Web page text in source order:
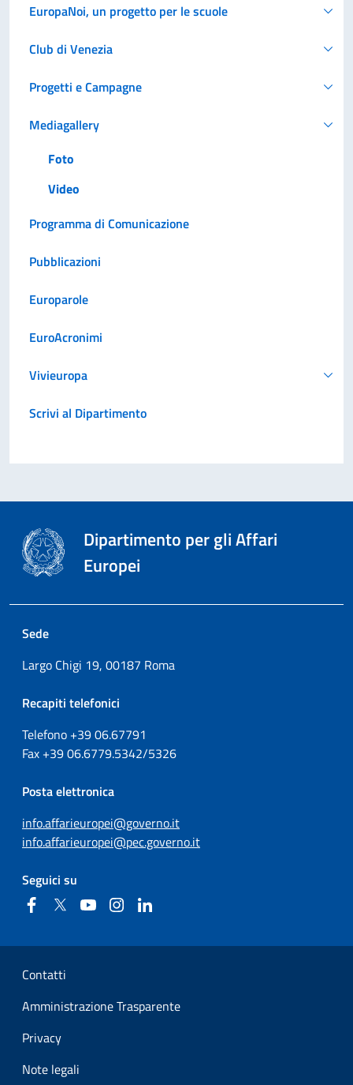
EuropaNoi, un progetto per le scuole
Club di Venezia
Progetti e Campagne
Mediagallery
Foto
Video
Programma di Comunicazione
Pubblicazioni
Europarole
EuroAcronimi
Vivieuropa
Scrivi al Dipartimento
Dipartimento per gli Affari
Europei
Sede
Largo Chigi 19, 00187 Roma
Recapiti telefonici
Telefono +3906.67791
Fax +3906.6779.5342/5326
Posta elettronica
info.affarieuropei@governo.it
info.affarieuropei@pec.governo.it
Seguici su
FacebookTwitter YouTubeInstagram
Sezione Link Utili
Contatti
Amministrazione Trasparente
Privacy
Note legali